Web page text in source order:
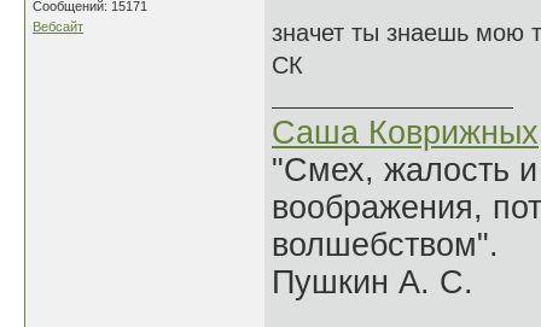
Сообщений: 15171
Вебсайт
значет ты знаешь мою
СК
Саша Коврижных
"Смех, жалость
воображения,
волшебством".
Пушкин А. С.